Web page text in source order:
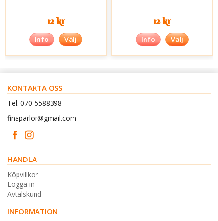
12 kr
Info Välj
12 kr
Info Välj
KONTAKTA OSS
Tel. 070-5588398
finaparlor@gmail.com
HANDLA
Köpvillkor
Logga in
Avtalskund
INFORMATION